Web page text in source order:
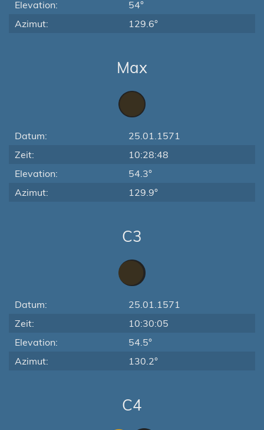
Elevation:
54°
Azimut:
129.6°
Max
Datum:
25.01.1571
Zeit:
10:28:48
Elevation:
54.3°
Azimut:
129.9°
C3
Datum:
25.01.1571
Zeit:
10:30:05
Elevation:
54.5°
Azimut:
130.2°
C4